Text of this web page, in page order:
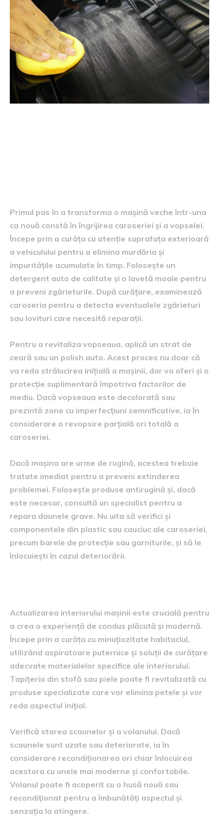
Primul pas în a transforma o mașină veche într-una
ca nouă constă în îngrijirea caroseriei și a vopselei.
Începe prin a curăța cu atenție suprafața exterioară
a vehiculului pentru a elimina murdăria și
impuritățile acumulate în timp. Folosește un
detergent auto de calitate și o lavetă moale pentru
a preveni zgârieturile. După curățare, examinează
caroseria pentru a detecta eventualele zgârieturi
sau lovituri care necesită reparații.
Pentru a revitaliza vopseaua, aplică un strat de
ceară sau un polish auto. Acest proces nu doar că
va reda strălucirea inițială a mașinii, dar va oferi și o
protecție suplimentară împotriva factorilor de
mediu. Dacă vopseaua este decolorată sau
prezintă zone cu imperfecțiuni semnificative, ia în
considerare o revopsire parțială ori totală a
caroseriei.
Dacă mașina are urme de rugină, acestea trebuie
tratate imediat pentru a preveni extinderea
problemei. Folosește produse antirugină și, dacă
este necesar, consultă un specialist pentru a
repara daunele grave. Nu uita să verifici și
componentele din plastic sau cauciuc ale caroseriei,
precum barele de protecție sau garniturile, și să le
înlocuiești în cazul deteriorării.
Actualizarea interiorului mașinii este crucială pentru
a crea o experiență de condus plăcută și modernă.
Începe prin a curăța cu minuțiozitate habitaclul,
utilizând aspiratoare puternice și soluții de curățare
adecvate materialelor specifice ale interiorului.
Tapițeria din stofă sau piele poate fi revitalizată cu
produse specializate care vor elimina petele și vor
reda aspectul inițial.
Verifică starea scaunelor și a volanului. Dacă
scaunele sunt uzate sau deteriorate, ia în
considerare recondiționarea ori chiar înlocuirea
acestora cu unele mai moderne și confortabile.
Volanul poate fi acoperit cu o husă nouă sau
recondiționat pentru a îmbunătăți aspectul și
senzația la atingere.